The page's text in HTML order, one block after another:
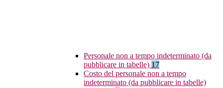
Personale non a tempo indeterminato (da
pubblicare in tabelle) 17
Costo del personale non a tempo
indeterminato (da pubblicare in tabelle)